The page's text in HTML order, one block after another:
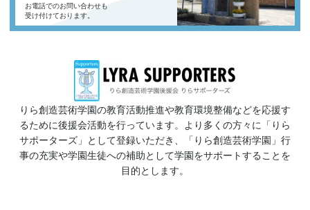
お電話でのお問い合わせも
受け付けております。
りら創造芸術学園の教育活動推進や教育環境整備などを応援す
るために後援会活動を行っています。より多くの方々に「りら
サポーターズ」として登録いただき、「りら創造芸術学園」行
事の充実や学園生徒への補助として学園をサポートすることを
目的とします。